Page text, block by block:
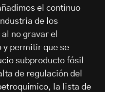
el continuo
de los
no gravar el
y permitir que se
subproducto fósil
de regulación del
la lista de